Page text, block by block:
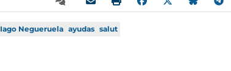
Iago Negueruela ayudas salut